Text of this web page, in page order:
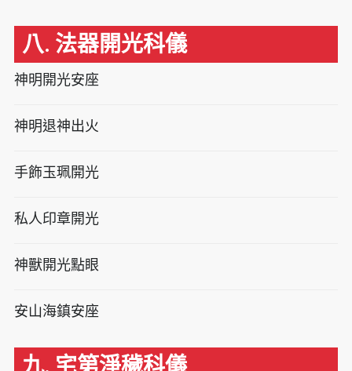
八. 法器開光科儀
神明開光安座
神明退神出火
手飾玉珮開光
私人印章開光
神獸開光點眼
安山海鎮安座